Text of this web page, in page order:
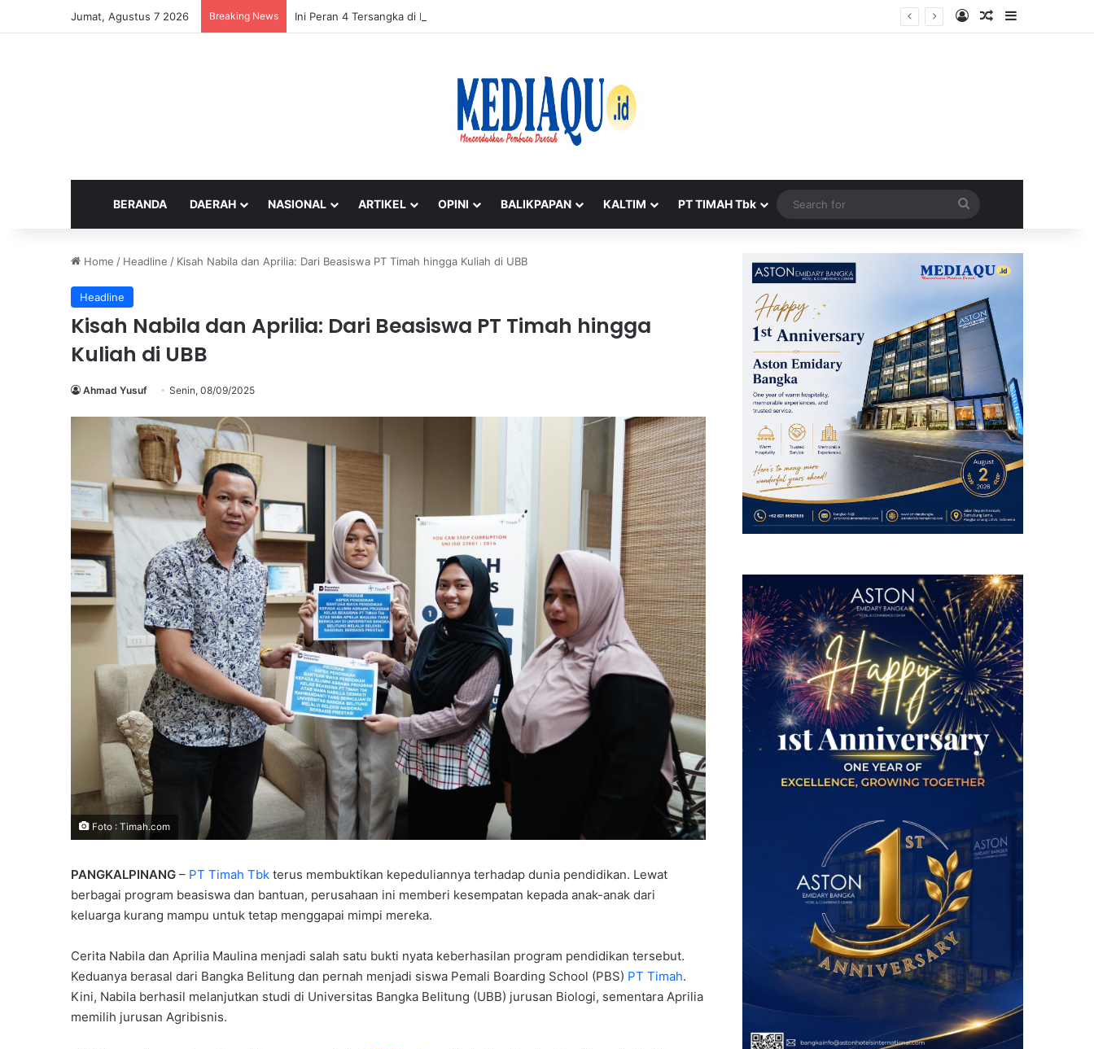
Jumat, Agustus 7 2026 Breaking News Ini Peran 4 Tersangka di Balik 52,5 Ton Pasir Timah Ilegal Belitung Log InRandom Article
Sidebar
BERANDA DAERAH NASIONAL ARTIKEL OPINI BALIKPAPAN KALTIM PT TIMAH Tbk
for
Home / Headline / Kisah Nabila dan Aprilia: Dari Beasiswa PT Timah hingga Kuliah di UBB
Headline
Kisah Nabila dan Aprilia: Dari Beasiswa PT Timah hingga
Kuliah di UBB
Ahmad Yusuf Senin, 08/09/2025
Foto : Timah.com
PANGKALPINANG – PT Timah Tbk terus membuktikan kepeduliannya terhadap dunia pendidikan. Lewat
berbagai program beasiswa dan bantuan, perusahaan ini memberi kesempatan kepada anak-anak dari
keluarga kurang mampu untuk tetap menggapai mimpi mereka.
Cerita Nabila dan Aprilia Maulina menjadi salah satu bukti nyata keberhasilan program pendidikan tersebut.
Keduanya berasal dari Bangka Belitung dan pernah menjadi siswa Pemali Boarding School (PBS) PT Timah.
Kini, Nabila berhasil melanjutkan studi di Universitas Bangka Belitung (UBB) jurusan Biologi, sementara Aprilia
memilih jurusan Agribisnis.